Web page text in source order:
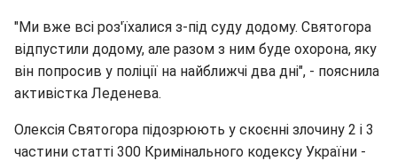
"Ми вже всі роз'їхалися з-під суду додому. Святогора
відпустили додому, але разом з ним буде охорона, яку
він попросив у поліції на найближчі два дні", - пояснила
активістка Леденева.
Олексія Святогора підозрюють у скоєнні злочину 2 і 3
частини статті 300 Кримінального кодексу України -